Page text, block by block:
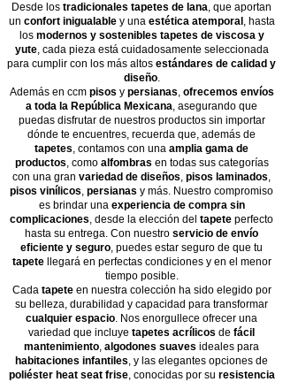
Desde los tradicionales tapetes de lana, que aportan
un confort inigualabley una estética atemporal , hasta
losmodernos y sostenibles tapetes de viscosa y
yute, cada pieza está cuidadosamente seleccionada
para cumplir con los más altos estándares de calidad y
diseño.
Además en ccm pisos y persianas, ofrecemos envíos
a toda la República Mexicana, asegurando que
puedas disfrutar de nuestros productos sin importar
dónde te encuentres, recuerda que, además de
tapetes, contamos con una amplia gama de
productos, como alfombras en todas sus categorías
con una gran variedad de diseños, pisos laminados,
pisos vinílicos, persianas y más. Nuestro compromiso
es brindar una experiencia de compra sin
complicaciones, desde la elección del tapete perfecto
hasta su entrega. Con nuestro servicio de envío
eficiente y seguro, puedes estar seguro de que tu
tapete
llegará en perfectas condiciones y en el menor
tiempo posible.
Cada tapete en nuestra colección ha sido elegido por
su belleza, durabilidad y capacidad para transformar
cualquier espacio. Nos enorgullece ofrecer una
variedad que incluye tapetes acrílicos de fácil
mantenimiento, algodones suaves ideales para
habitaciones infantiles, y las elegantes opciones de
poliéster heat seat frise, conocidas por su resistencia